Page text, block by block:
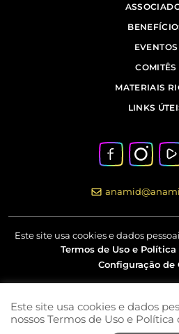
EVENTOS
COMITÊS
MATERIAIS
LINKS
Este site usa cookies e dados
Termos de Uso e
Configuração de
Av Marquês de São Vicente, nº 230
São Paulo –
Este site usa cookies e dados
nossos Termos de Uso e